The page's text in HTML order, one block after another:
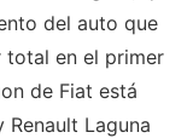
del auto que
total en el primer
de Fiat está
Laguna